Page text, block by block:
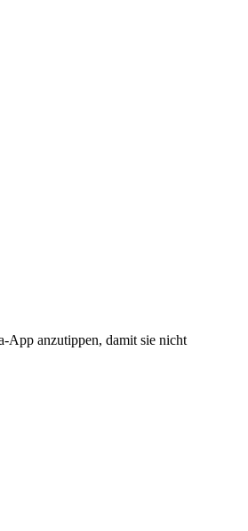
App anzutippen, damit sie nicht